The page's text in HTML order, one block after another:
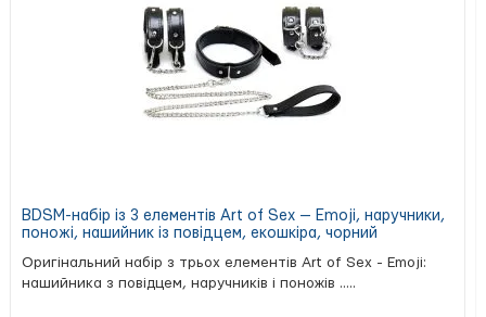
BDSM-набір із 3 елементів Art of Sex — Emoji, наручники,
поножі, нашийник із повідцем, екошкіра, чорний
Оригінальний набір з трьох елементів Art of Sex - Emoji:
нашийника з повідцем, наручників і поножів .....